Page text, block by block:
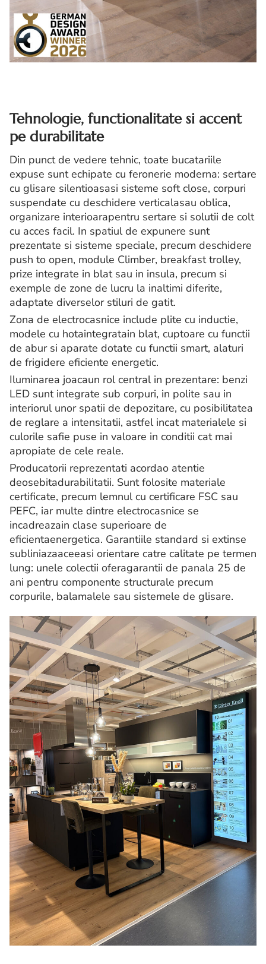
Tehnologie, functionalitate si accent
pe durabilitate
Din punct de vedere tehnic, toate bucatariile
expuse sunt echipate cu feronerie moderna: sertare
cu glisare silentioasasi sisteme soft close, corpuri
suspendate cu deschidere verticalasau oblica,
organizare interioarapentru sertare si solutii de colt
cu acces facil. In spatiul de expunere sunt
prezentate si sisteme speciale, precum deschidere
push to open, module Climber, breakfast trolley,
prize integrate in blat sau in insula, precum si
exemple de zone de lucru la inaltimi diferite,
adaptate diverselor stiluri de gatit.
Zona de electrocasnice include plite cu inductie,
modele cu hotaintegratain blat, cuptoare cu functii
de abur si aparate dotate cu functii smart, alaturi
de frigidere eficiente energetic.
Iluminarea joacaun rol central in prezentare: benzi
LED sunt integrate sub corpuri, in polite sau in
interiorul unor spatii de depozitare, cu posibilitatea
de reglare a intensitatii, astfel incat materialele si
culorile safie puse in valoare in conditii cat mai
apropiate de cele reale.
Producatorii reprezentati acordao atentie
deosebitadurabilitatii. Sunt folosite materiale
certificate, precum lemnul cu certificare FSC sau
PEFC, iar multe dintre electrocasnice se
incadreazain clase superioare de
eficientaenergetica. Garantiile standard si extinse
subliniazaaceeasi orientare catre calitate pe termen
lung: unele colectii oferagarantii de panala 25 de
ani pentru componente structurale precum
corpurile, balamalele sau sistemele de glisare.